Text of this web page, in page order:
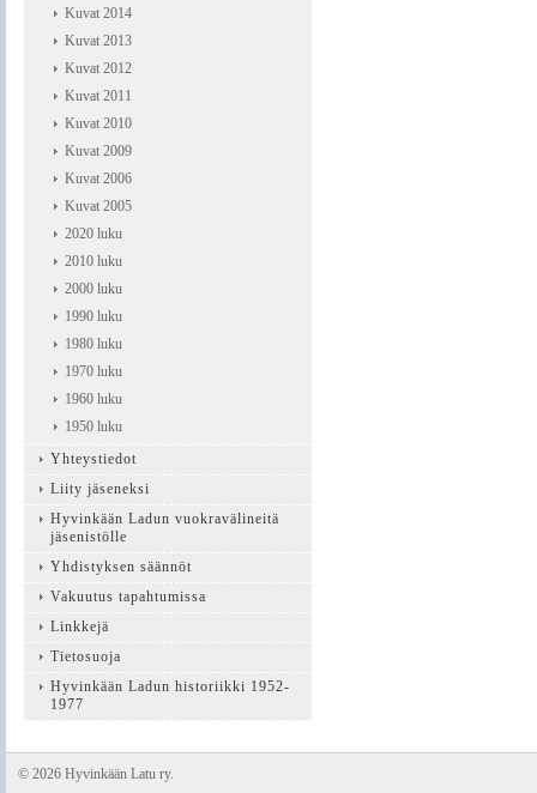
Kuvat 2014
Kuvat 2013
Kuvat 2012
Kuvat 2011
Kuvat 2010
Kuvat 2009
Kuvat 2006
Kuvat 2005
2020 luku
2010 luku
2000 luku
1990 luku
1980 luku
1970 luku
1960 luku
1950 luku
Yhteystiedot
Liity jäseneksi
Hyvinkään Ladun vuokravälineitä
jäsenistölle
Yhdistyksen säännöt
Vakuutus tapahtumissa
Linkkejä
Tietosuoja
Hyvinkään Ladun historiikki 1952-
1977
© 2026 Hyvinkään Latu ry.